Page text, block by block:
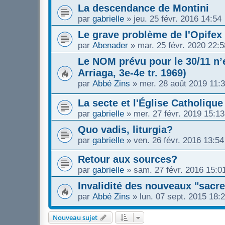
La descendance de Montini
par gabrielle » jeu. 25 févr. 2016 14:54
Le grave problème de l'Opifex
par Abenader » mar. 25 févr. 2020
Le NOM prévu pour le 30/11
Arriaga, 3e-4e tr. 1969)
par Abbé Zins » mer. 28 août 2019
La secte et l'Église Catholique
par gabrielle » mer. 27 févr. 2019 15:13
Quo vadis, liturgia?
par gabrielle » ven. 26 févr. 2016 13:54
Retour aux sources?
par gabrielle » sam. 27 févr. 2016
Invalidité des nouveaux
par Abbé Zins » lun. 07 sept. 2015
Nouveau sujet